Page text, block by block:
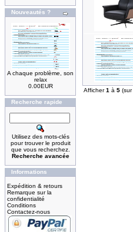
Nouveautés ?
A chaque problème, son
relax
0.00EUR
Recherche rapide
Utilisez des mots-clés
pour trouver le produit
que vous recherchez.
Recherche avancée
Informations
Expédition & retours
Remarque sur la
confidentialité
Conditions
Contactez-nous
Afficher1 à 5 (sur